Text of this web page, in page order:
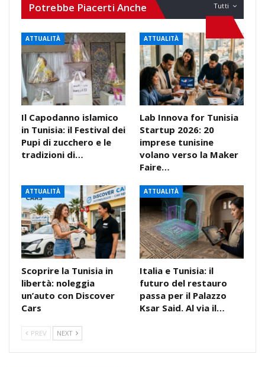
Tutti
Potrebbe Piacerti Anche
ATTUALITÀ
Il Capodanno islamico
in Tunisia: il Festival dei
Pupi di zucchero e le
tradizioni di…
ATTUALITÀ
Lab Innova for Tunisia
Startup 2026: 20
imprese tunisine
volano verso la Maker
Faire…
ATTUALITÀ
Scoprire la Tunisia in
libertà: noleggia
un’auto con Discover
Cars
ATTUALITÀ
Italia e Tunisia: il
futuro del restauro
passa per il Palazzo
Ksar Said. Al via il…
PREV NEXT